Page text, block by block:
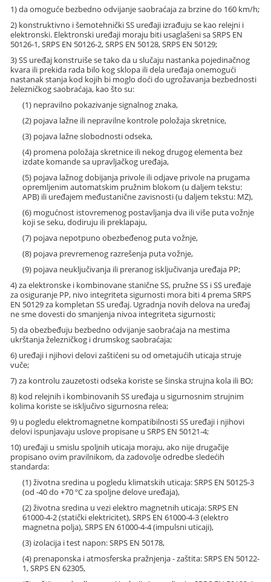
1) da omoguće bezbedno odvijanje saobraćaja za brzine do 160 km/h;
2) konstruktivno i šemotehnički SS uređaji izrađuju se kao relejni i
elektronski. Elektronski uređaji moraju biti usaglašeni sa SRPS EN
50126-1, SRPS EN 50126-2, SRPS EN 50128, SRPS EN 50129;
3) SS uređaj konstruiše se tako da u slučaju nastanka pojedinačnog
kvara ili prekida rada bilo kog sklopa ili dela uređaja onemogući
nastanak stanja kod kojih bi moglo doći do ugrožavanja bezbednosti
železničkog saobraćaja, kao što su:
(1) nepravilno pokazivanje signalnog znaka,
(2) pojava lažne ili nepravilne kontrole položaja skretnice,
(3) pojava lažne slobodnosti odseka,
(4) promena položaja skretnice ili nekog drugog elementa bez
izdate komande sa upravljačkog uređaja,
(5) pojava lažnog dobijanja privole ili odjave privole na prugama
opremljenim automatskim pružnim blokom (u daljem tekstu:
APB) ili uređajem međustanične zavisnosti (u daljem tekstu: MZ),
(6) mogućnost istovremenog postavljanja dva ili više puta vožnje
koji se seku, dodiruju ili preklapaju,
(7) pojava nepotpuno obezbeđenog puta vožnje,
(8) pojava prevremenog razrešenja puta vožnje,
(9) pojava neuključivanja ili preranog isključivanja uređaja PP;
4) za elektronske i kombinovane stanične SS, pružne SS i SS uređaje
za osiguranje PP, nivo integriteta sigurnosti mora biti 4 prema SRPS
EN 50129 za kompletan SS uređaj. Ugradnja novih delova na uređaj
ne sme dovesti do smanjenja nivoa integriteta sigurnosti;
5) da obezbeđuju bezbedno odvijanje saobraćaja na mestima
ukrštanja železničkog i drumskog saobraćaja;
6) uređaji i njihovi delovi zaštićeni su od ometajućih uticaja struje
vuče;
7) za kontrolu zauzetosti odseka koriste se šinska strujna kola ili BO;
8) kod relejnih i kombinovanih SS uređaja u sigurnosnim strujnim
kolima koriste se isključivo sigurnosna relea;
9) u pogledu elektromagnetne kompatibilnosti SS uređaji i njihovi
delovi ispunjavaju uslove propisane u SRPS EN 50121-4;
10) uređaji u smislu spoljnih uticaja moraju, ako nije drugačije
propisano ovim pravilnikom, da zadovolje odredbe sledećih
standarda:
(1) životna sredina u pogledu klimatskih uticaja: SRPS EN 50125-3
(od -40 do +70 ºC za spoljne delove uređaja),
(2) životna sredina u vezi elektro magnetnih uticaja: SRPS EN
61000-4-2 (statički elektricitet), SRPS EN 61000-4-3 (elektro
magnetna polja), SRPS EN 61000-4-4 (impulsni uticaji),
(3) izolacija i test napon: SRPS EN 50178,
(4) prenaponska i atmosferska pražnjenja - zaštita: SRPS EN 50122-
1, SRPS EN 62305,